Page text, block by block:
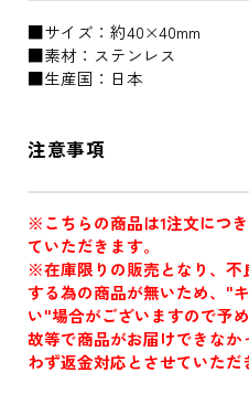
■サイズ：約40×40mm
■素材：ステンレス
■生産国：日本
注意事項
※こちらの商品は1注文につ
ていただきます。
※在庫限りの販売となり、不
する為の商品が無いため、"
い"場合がございますので予
故等で商品がお届けできな
わず返金対応とさせていただ